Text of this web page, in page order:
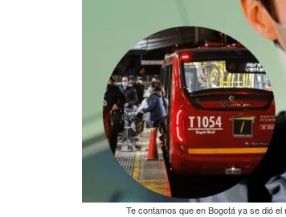
Te contamos que en Bogotá ya se dió